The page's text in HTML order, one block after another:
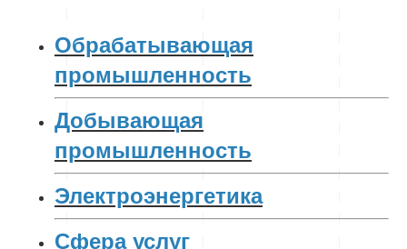
Обрабатывающая
промышленность
Добывающая
промышленность
Электроэнергетика
Сфера услуг